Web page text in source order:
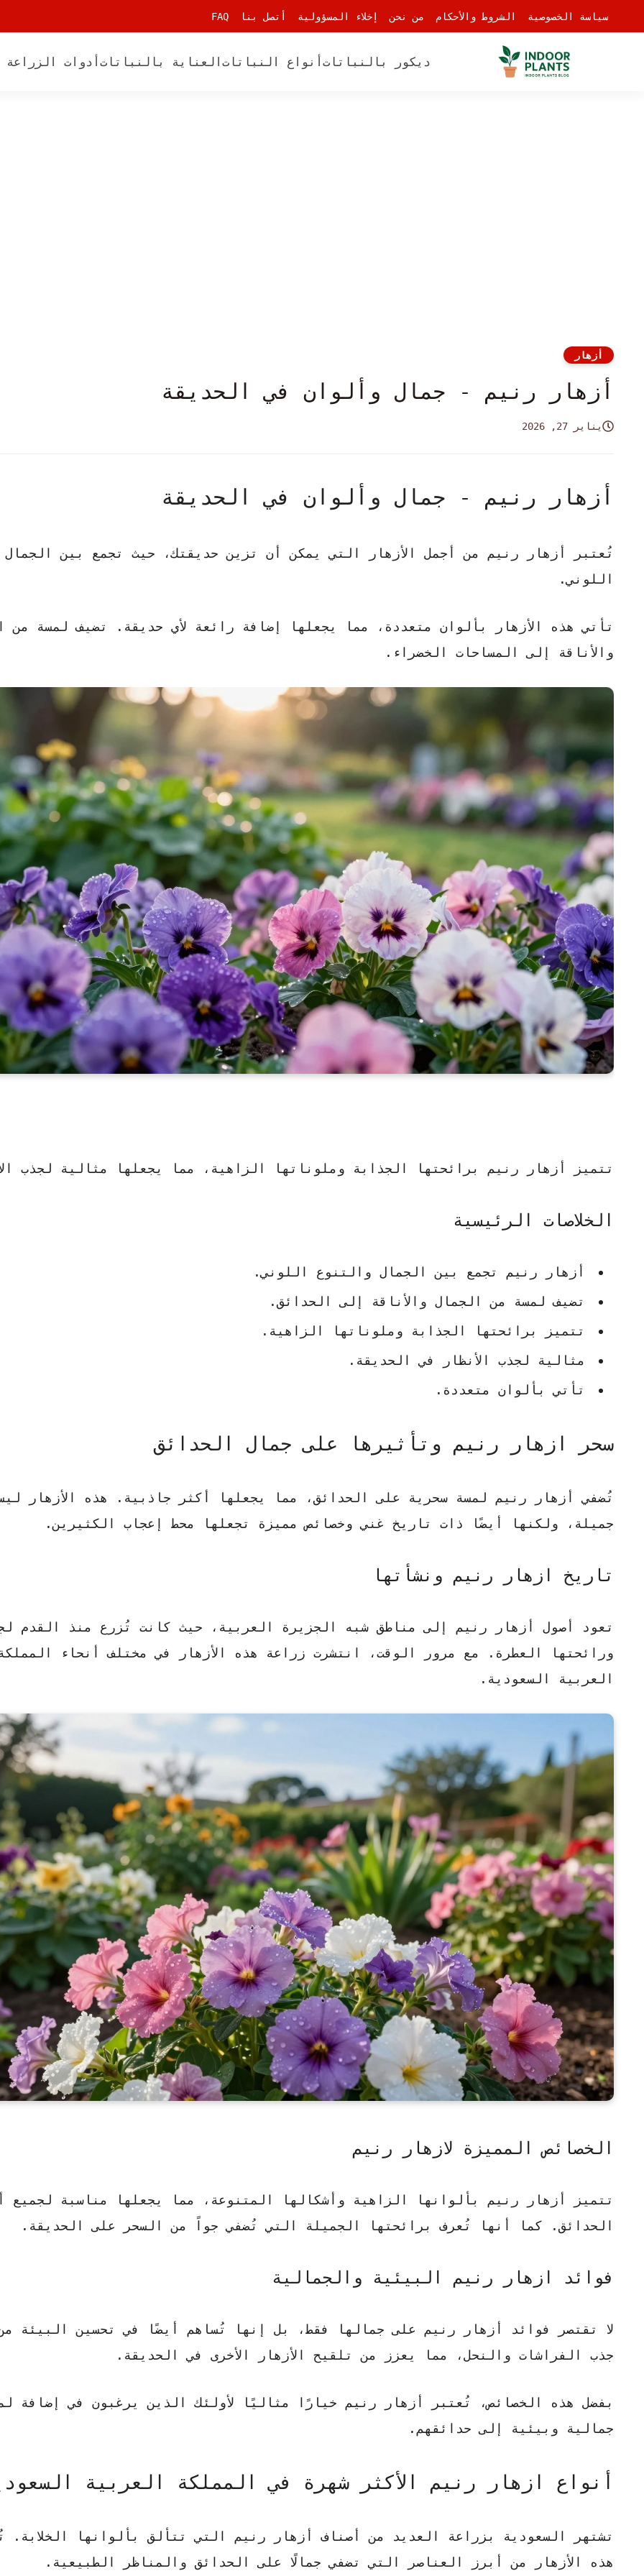
سياسة الخصوصية
الشروط والأحكام من نحن إخلاء المسؤولية أتصل بنا FAQ
ديكور بالنباتات أنواع النباتات العناية بالنباتات أدوات الزراعة
أزهار
أزهار رنيم - جمال وألوان في الحديقة
يناير 27, 2026
أزهار رنيم - جمال وألوان في الحديقة
تُعتبر أزهار رنيم من أجمل الأزهار التي يمكن أن تزين حديقتك، حيث تجمع بين الجمال
اللوني.
تأتي هذه الأزهار بألوان متعددة، مما يجعلها إضافة رائعة لأي حديقة.
تضيف لمسة من
والأناقة إلى المساحات الخضراء.
تتميز أزهار رنيم برائحتها الجذابة وملوناتها الزاهية، مما يجعلها مثالية لجذب
الخلاصات الرئيسية
أزهار رنيم تجمع بين الجمال والتنوع اللوني.
تضيف لمسة من الجمال والأناقة إلى الحدائق.
تتميز برائحتها الجذابة وملوناتها الزاهية.
مثالية لجذب الأنظار في الحديقة.
تأتي بألوان متعددة.
سحر ازهار رنيم وتأثيرها على جمال الحدائق
تُضفي أزهار رنيم لمسة سحرية على الحدائق، مما يجعلها أكثر جاذبية. هذه الأزهار
جميلة، ولكنها أيضًا ذات تاريخ غني وخصائص مميزة تجعلها محط إعجاب الكثيرين.
تاريخ ازهار رنيم ونشأتها
تعود أصول أزهار رنيم إلى مناطق شبه الجزيرة العربية، حيث كانت تُزرع منذ القدم
ورائحتها العطرة. مع مرور الوقت، انتشرت زراعة هذه الأزهار في مختلف أنحاء
العربية السعودية.
الخصائص المميزة لازهار رنيم
تتميز أزهار رنيم بألوانها الزاهية وأشكالها المتنوعة، مما يجعلها مناسبة لجميع
الحدائق. كما أنها تُعرف برائحتها الجميلة التي تُضفي جواً من السحر على الحديقة.
فوائد ازهار رنيم البيئية والجمالية
لا تقتصر فوائد أزهار رنيم على جمالها فقط، بل إنها تُساهم أيضًا في تحسين البيئة من
جذب الفراشات والنحل، مما يعزز من تلقيح الأزهار الأخرى في الحديقة.
بفضل هذه الخصائص، تُعتبر أزهار رنيم خيارًا مثاليًا لأولئك الذين يرغبون في إضافة
جمالية وبيئية إلى حدائقهم.
أنواع ازهار رنيم الأكثر شهرة في المملكة العربية
تشتهر السعودية بزراعة العديد من أصناف أزهار رنيم التي تتألق بألوانها الخلابة.
هذه الأزهار من أبرز العناصر التي تضفي جمالًا على الحدائق والمناظر الطبيعية.